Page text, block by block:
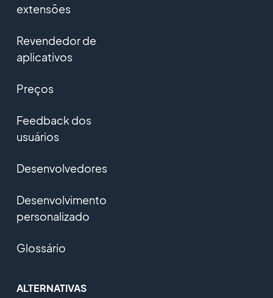
extensões
Revendedor de
aplicativos
Preços
Feedback dos
usuários
Desenvolvedores
Desenvolvimento
personalizado
Glossário
ALTERNATIVAS